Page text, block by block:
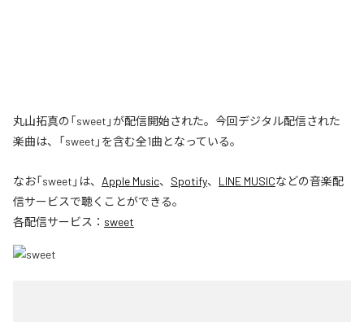
丸山拓真の「sweet」が配信開始された。今回デジタル配信された
楽曲は、「sweet」を含む全1曲となっている。
なお「sweet 」は、 Apple Music、 Spotify、 LINE MUSICなどの音楽配
信サービスで聴くことができる。
各配信サービス： sweet